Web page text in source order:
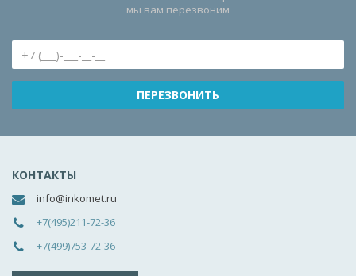
мы вам перезвоним
КОНТАКТЫ
info@inkomet.ru
+7(495)211-72-36
+7(499)753-72-36